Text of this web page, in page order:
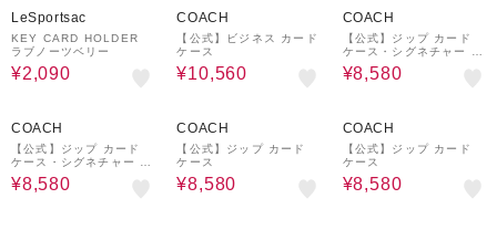
LeSportsac
KEY CARD HOLDER
ラブノーツベリー
¥2,090
COACH
【公式】ビジネス カード
ケース
¥10,560
COACH
【公式】ジップ カード
ケース・シグネチャー キ
ャンバス
¥8,580
COACH
【公式】ジップ カード
ケース・シグネチャー キ
ャンバス
¥8,580
COACH
【公式】ジップ カード
ケース
¥8,580
COACH
【公式】ジップ カード
ケース
¥8,580